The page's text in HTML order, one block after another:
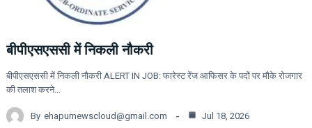
बीपीएसएससी में निकली नौकरी
बीपीएसएससी में निकली नौकरी ALERT IN JOB: फारेस्ट रेंज आफिसर के पदों पर मौके रोजगार
की तलाश करने…
By ehapurnewscloud@gmail.com Jul 18, 2026